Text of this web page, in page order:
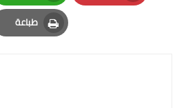
Pinterest
Whatsapp
طباعة
Print